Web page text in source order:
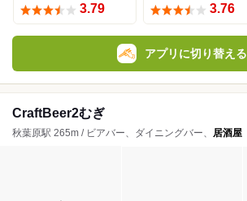
3.79 3.76
アプリに切り替える
CraftBeer2むぎ
秋葉原駅 265m / ビアバー、ダイニングバー、 居酒屋